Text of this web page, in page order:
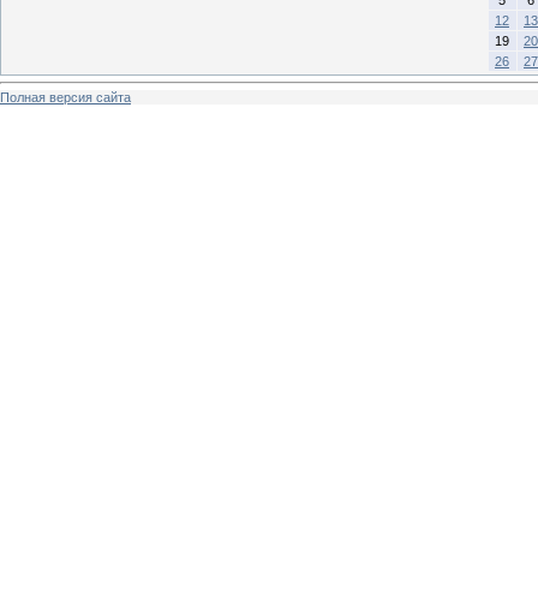
12
13
19
20
26
27
Полная версия сайта